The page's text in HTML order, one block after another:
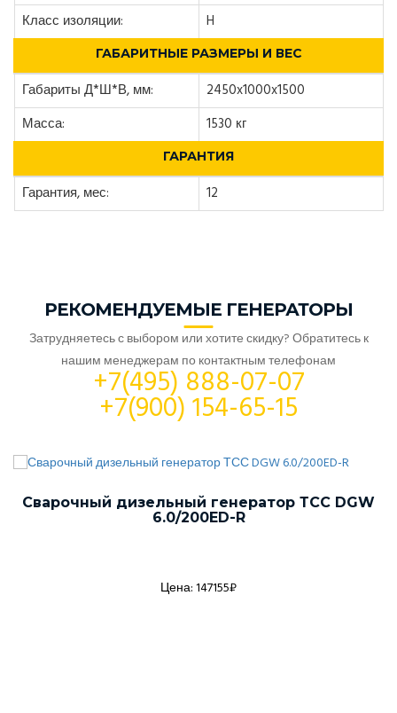
Класс изоляции:
H
ГАБАРИТНЫЕ РАЗМЕРЫ И ВЕС
Габариты Д*Ш*В, мм:
2450x1000x1500
Масса:
1530 кг
ГАРАНТИЯ
Гарантия, мес: 12
РЕКОМЕНДУЕМЫЕ ГЕНЕРАТОРЫ
Затрудняетесь с выбором или хотите скидку? Обратитесь к
нашим менеджерам по контактным телефонам
+7(495) 888-07-07
+7(900) 154-65-15
Сварочный дизельный генератор ТСС DGW
6.0/200ED-R
Цена: 147155₽